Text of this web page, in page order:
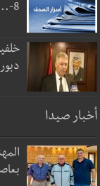
8-...
أخبار صيدا